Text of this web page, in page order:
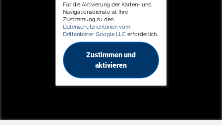
Für die Aktivierung der Karten- und
Navigationsdienste ist Ihre
Zustimmung zu den
Datenschutzrichtlinien vom
Drittanbieter Google LLC erforderlich.
Zustimmen und
aktivieren